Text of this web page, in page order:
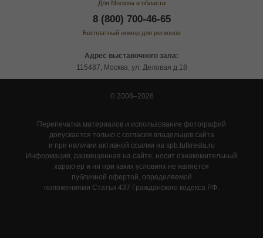
Для Москвы и области
8 (800) 700-46-65
Бесплатный номер для регионов
Адрес выставочного зала:
115487, Москва, ул. Деловая д.18
© 2008–2026
Перепечатка материалов и использование фотографий
допускается только с согласия владельцев сайта
и при наличии активной ссылки на spb.tutkresla.ru
Информация, размещенная на сайте, носит ознакомительный
характер и ни при каких условиях не является
публичной офертой, определяемой
положениями Статьи 437 Гражданского кодекса РФ.